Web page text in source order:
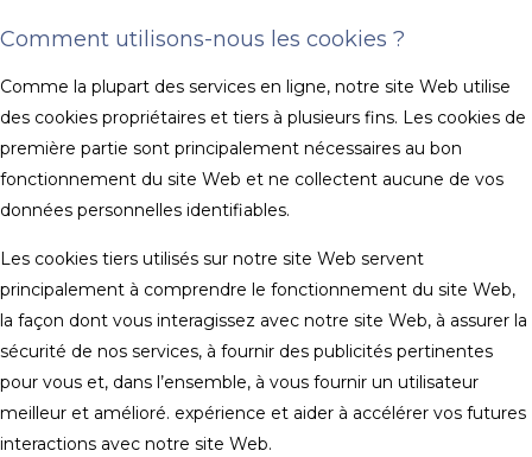
Comment utilisons-nous les cookies ?
Comme la plupart des services en ligne, notre site Web utilise
des cookies propriétaires et tiers à plusieurs fins. Les cookies de
première partie sont principalement nécessaires au bon
fonctionnement du site Web et ne collectent aucune de vos
données personnelles identifiables.
Les cookies tiers utilisés sur notre site Web servent
principalement à comprendre le fonctionnement du site Web,
la façon dont vous interagissez avec notre site Web, à assurer la
sécurité de nos services, à fournir des publicités pertinentes
pour vous et, dans l’ensemble, à vous fournir un utilisateur
meilleur et amélioré. expérience et aider à accélérer vos futures
interactions avec notre site Web.